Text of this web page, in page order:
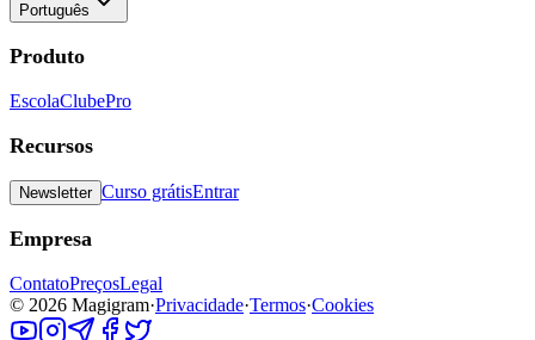
Português
Produto
EscolaClubePro
Recursos
Newsletter Curso grátisEntrar
Empresa
ContatoPreçosLegal
© 2026 Magigram·Privacidade·Termos·Cookies